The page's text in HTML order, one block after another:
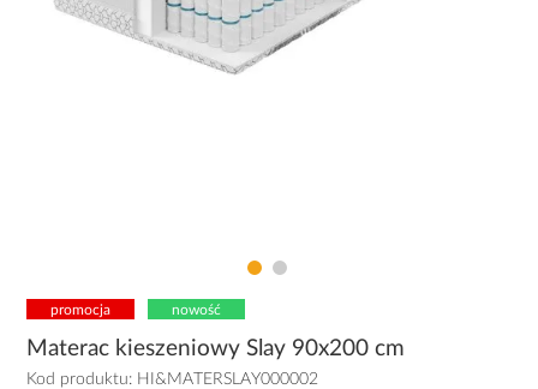
promocja nowość
Materac kieszeniowy Slay 90x200 cm
Kod produktu: HI&MATERSLAY000002